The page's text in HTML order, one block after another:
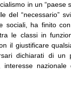
in un “paese
del “necessario”
sociali, ha finito
le classi in
il giustificare
dichiarati di un